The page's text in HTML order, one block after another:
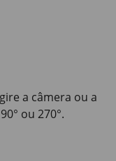
a câmera ou a
ou 270°.